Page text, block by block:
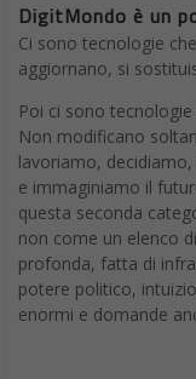
DigitMondo è un
Ci sono tecnologie
aggiornano, si
Poi ci sono
Non modificano
lavoriamo,
e immaginiamo il
questa seconda
non come un elenco
profonda, fatta di
potere politico,
enormi e domande